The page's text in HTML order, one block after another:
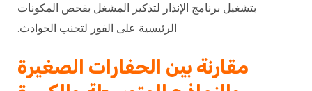
بتشغيل برنامج الإنذار لتذكير المشغل بفحص المكونات
الرئيسية على الفور لتجنب الحوادث.
مقارنة بين الحفارات الصغيرة